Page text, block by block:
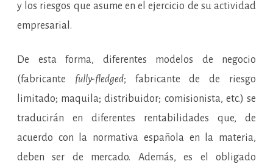
y los riesgos que asume en el ejercicio de su actividad
empresarial.
De esta forma, diferentes modelos de negocio
(fabricante fully-fledged; fabricante de de riesgo
limitado; maquila; distribuidor; comisionista, etc.) se
traducirán en diferentes rentabilidades que, de
acuerdo con la normativa española en la materia,
deben ser de mercado. Además, es el obligado